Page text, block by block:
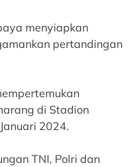
menyiapkan
pertandingan
di Stadion
2024.
TNI, Polri dan